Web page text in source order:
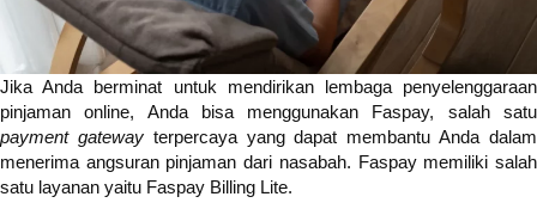
Jika Anda berminat untuk mendirikan lembaga penyelenggaraan
pinjaman online, Anda bisa menggunakan Faspay, salah satu
payment gatewayterpercaya yang dapat membantu Anda dalam
menerima angsuran pinjaman dari nasabah. Faspay memiliki salah
satu layanan yaitu Faspay Billing Lite.